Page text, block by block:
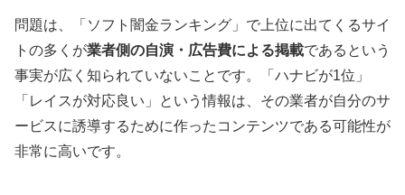
問題は、「ソフト闇金ランキング」で上位に出てくるサイ
トの多くが業者側の自演・広告費による掲載であるという
事実が広く知られていないことです。「ハナビが1位」
「レイスが対応良い」という情報は、その業者が自分のサ
ービスに誘導するために作ったコンテンツである可能性が
非常に高いです。